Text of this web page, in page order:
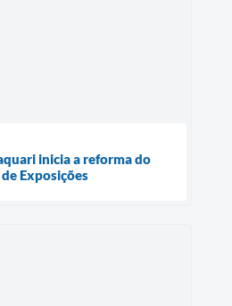
inicia a reforma do
Exposições